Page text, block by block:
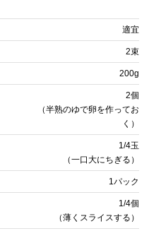
適宜
2束
200g
2個
（半熟のゆで卵を作ってお
く）
1/4玉
（一口大にちぎる）
1パック
1/4個
（薄くスライスする）